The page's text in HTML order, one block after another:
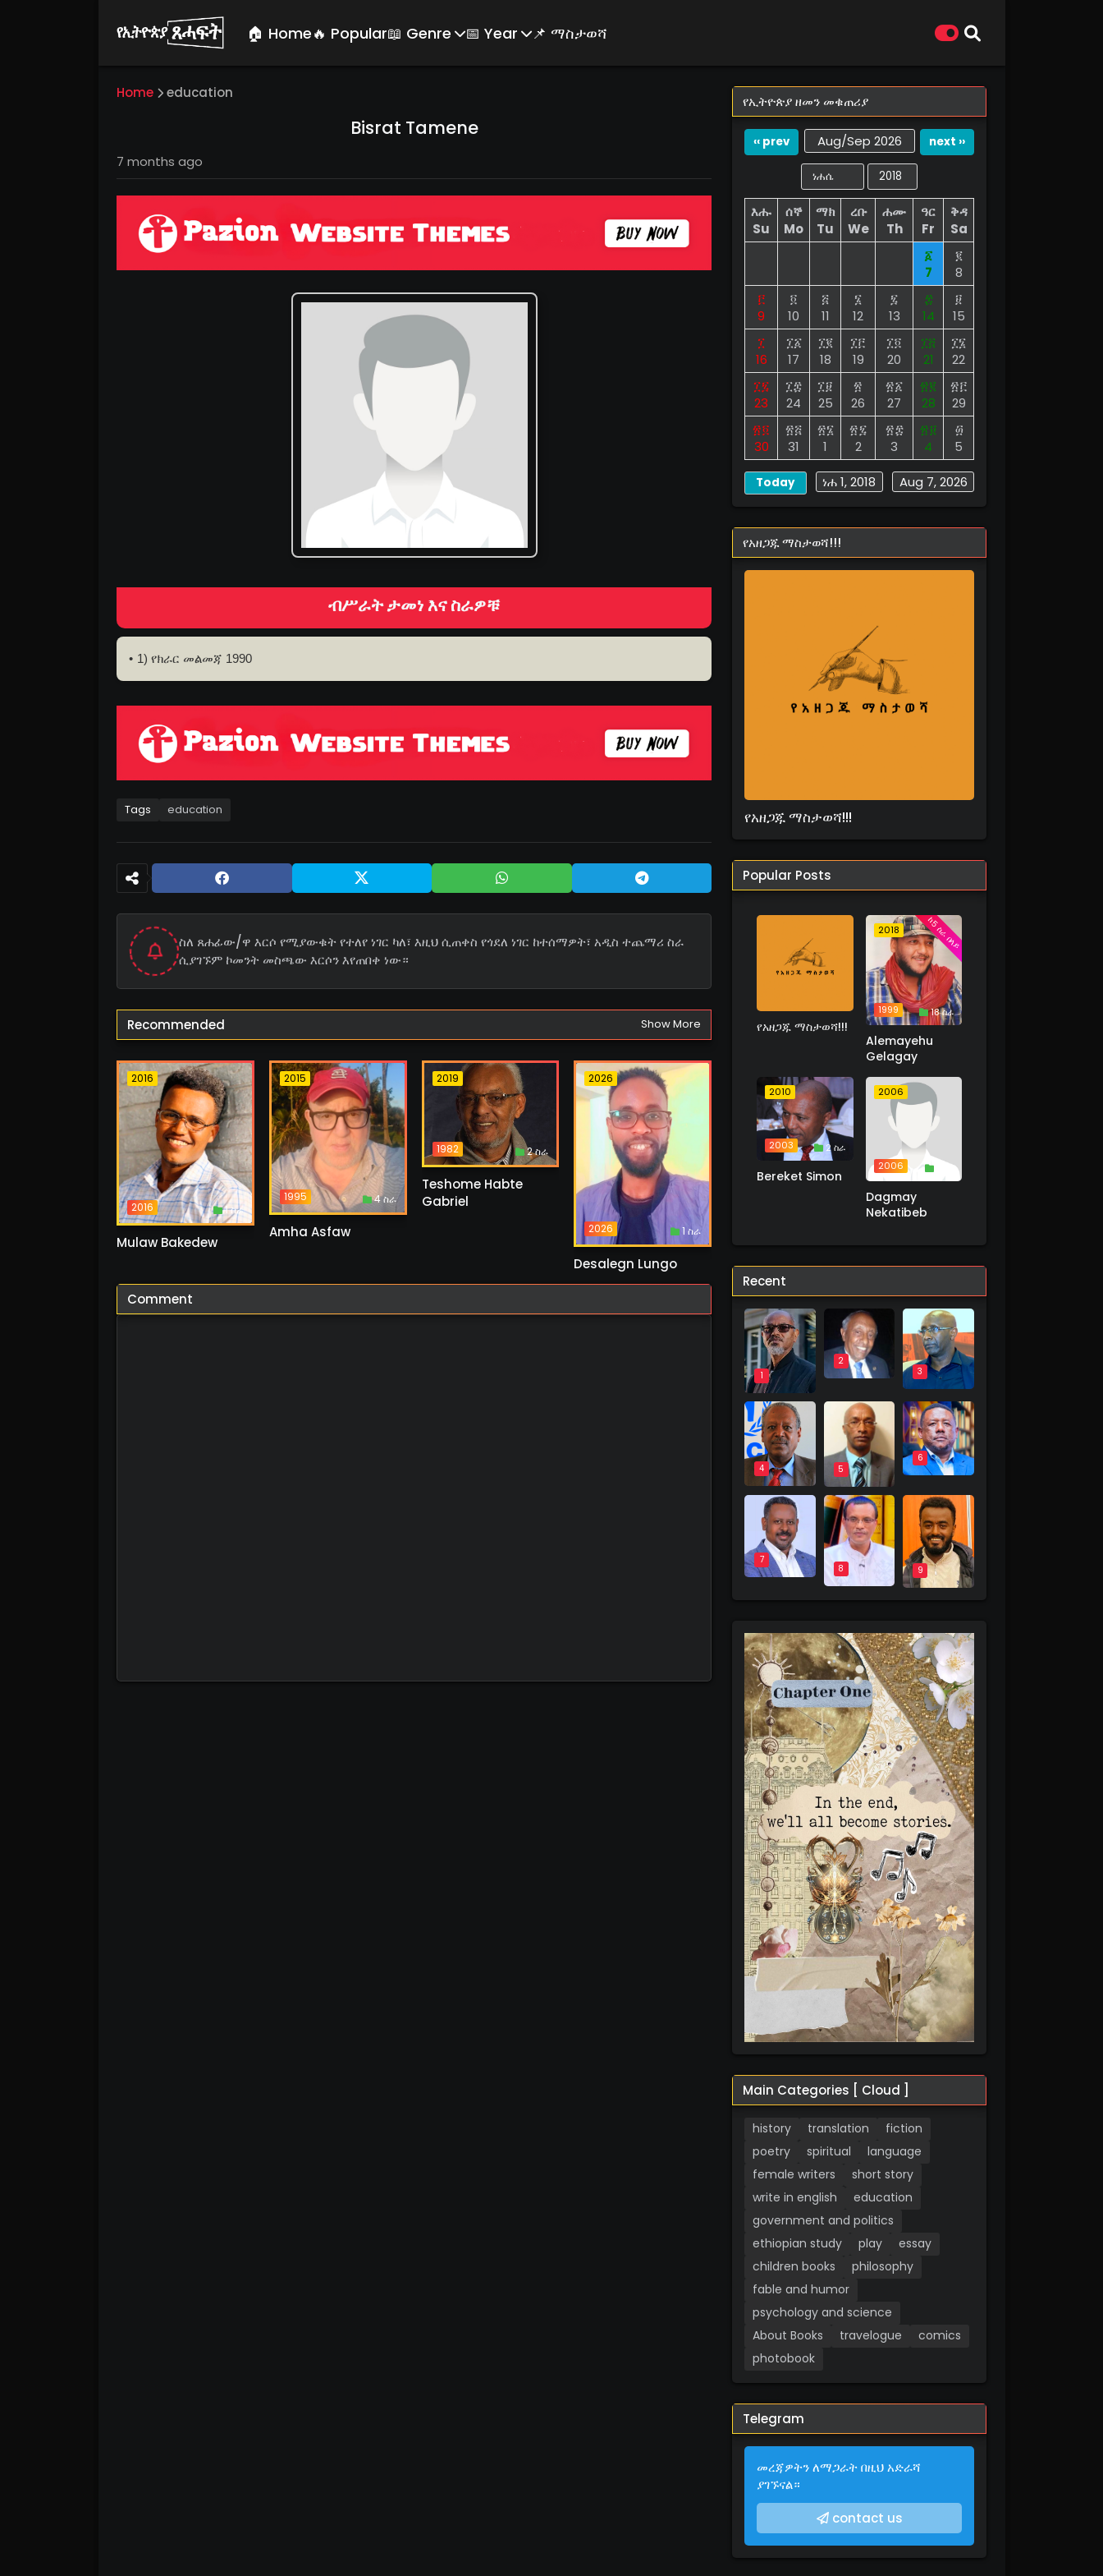
🏠 Home🔥 Popular📖 Genre 📅 Year 📌 ማስታወሻ
Home education
Bisrat Tamene
7 months ago
ብሥራት ታመነ እና ስራዎቹ
1) የክራር መልመጃ 1990
Tags education
ስለ ጸሐፊው/ዋ እርሶ የሚያውቁት የተለየ ነገር ካለ፣ እዚህ ሲጠቀስ የጎደለ ነገር ከተሰማዎት፣ አዲስ ተጨማሪ ስራ
ሲያገኙም ኮመንት መስጫው እርሶን እየጠበቀ ነው።
Recommended Show More
2016
2016 1 ስራ
Mulaw Bakedew
2015
1995 4 ስራ
Amha Asfaw
2019
1982 2 ስራ
Teshome Habte
Gabriel
2026
2026 1 ስራ
Desalegn Lungo
Comment
የኢትዮጵያ ዘመን መቁጠሪያ
‹‹ prev Aug/Sep 2026 next ››
እሑ
Su
ሰኞ
Mo
ማክ
Tu
ረቡ
We
ሐሙ
Th
ዓር
Fr
ቅዳ
Sa
፩
7
፪
8
፫
9
፬
10
፭
11
፮
12
፯
13
፰
14
፱
15
፲
16
፲፩
17
፲፪
18
፲፫
19
፲፬
20
፲፭
21
፲፮
22
፲፯
23
፲፰
24
፲፱
25
፳
26
፳፩
27
፳፪
28
፳፫
29
፳፬
30
፳፭
31
፳፮
1
፳፯
2
፳፰
3
፳፱
4
፴
5
Aug 7, 2026
ነሐ 1, 2018
Today
የአዘጋጁ ማስታወሻ!!!
የአዘጋጁ ማስታወሻ!!!
Popular Posts
የአዘጋጁ ማስታወሻ!!!
2018
1999 18 ስራ
ከ5 ስራ በላይ
Alemayehu
Gelagay
2010
2003 2 ስራ
Bereket Simon
2006
2006 1 ስራ
Dagmay
Nekatibeb
Recent
1
2
3
4 5
6
7
8 9
Main Categories [ Cloud ]
history translation
fiction
poetry
spiritual
language
female writers
short story
write in english
education
government and politics
ethiopian study
play
essay
children books
philosophy
fable and humor
psychology and science
About Books
travelogue
comics
photobook
Telegram
መረጃዎትን ለማጋራት በዚህ አድራሻ
ያገኙናል።
contact us